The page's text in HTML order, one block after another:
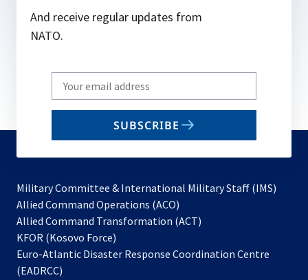
And receive regular updates from
NATO.
Write
your
email
SUBSCRIBE
Military Committee & International Military Staff (IMS)
Allied Command Operations (ACO)
in
new
Allied Command Transformation (ACT)
a
KFOR (Kosovo Force)
in
Euro-Atlantic Disaster Response Coordination Centre
(EADRCC)